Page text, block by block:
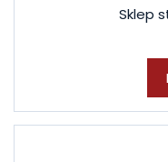
Sklep